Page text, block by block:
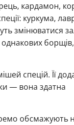
кардамон,
куркума,
змінюватися
борщів,
спецій. Її
— вона здатна
обсмажують